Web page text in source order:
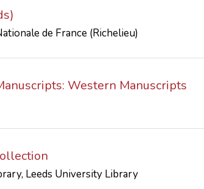
de France (Richelieu)
Western Manuscripts
Leeds University Library